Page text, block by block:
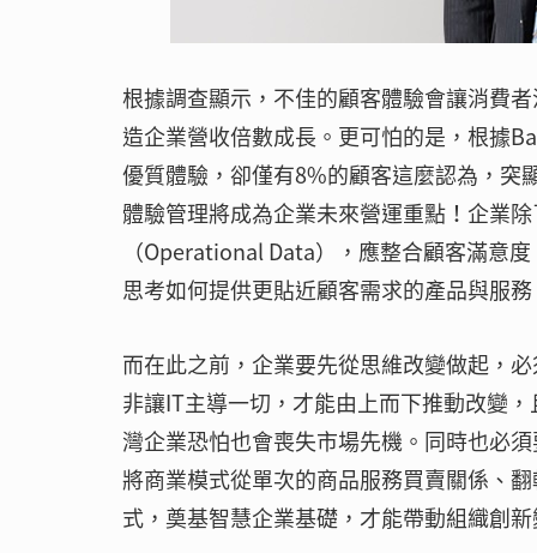
根據調查顯示，不佳的顧客體驗會讓消費
造企業營收倍數成長。更可怕的是，根據
優質體驗，卻僅有8%的顧客這麼認為，突
體驗管理將成為企業未來營運重點！企業
（Operational Data），應整合顧客滿意
思考如何提供更貼近顧客需求的產品與服
而在此之前，企業要先從思維改變做起，
非讓IT主導一切，才能由上而下推動改變
灣企業恐怕也會喪失市場先機。同時也必
將商業模式從單次的商品服務買賣關係、
式，奠基智慧企業基礎，才能帶動組織創